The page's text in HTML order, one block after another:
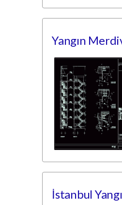
Yangın
İstanbul